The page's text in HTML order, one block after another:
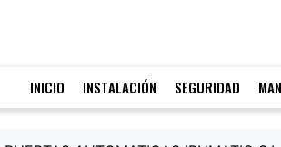
INICIO INSTALACIÓN SEGURIDAD